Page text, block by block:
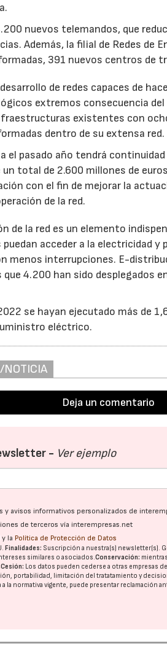
nuevos telemandos, que
Además, la filial de Redes de
391 nuevos centros de
de redes capaces de
extremos consecuencia
existentes con
dentro de su extensa red.
el pasado año tendrá
total de 2.600 millones de
con el fin de mejorar la
de la red.
de la red es un elemento
acceder a la electricidad y
menos interrupciones. E-
4.200 han sido desplegados
se hayan ejecutado más de
eléctrico.
NOTICIA
Deja un comentario
- Ver ejemplo
y avisos informativos personalizados de
de terceros vía interempresas.net
y la Política de Protección de Datos
Finalidades: Suscripción a nuestra(s) newsletter(s).
similares o asociados.Conservación:
Cesión: Los datos pueden cederse a otras empresas
portabilidad, limitación del tratatamiento y
la normativa vigente, puede presentar reclamación
23/07/